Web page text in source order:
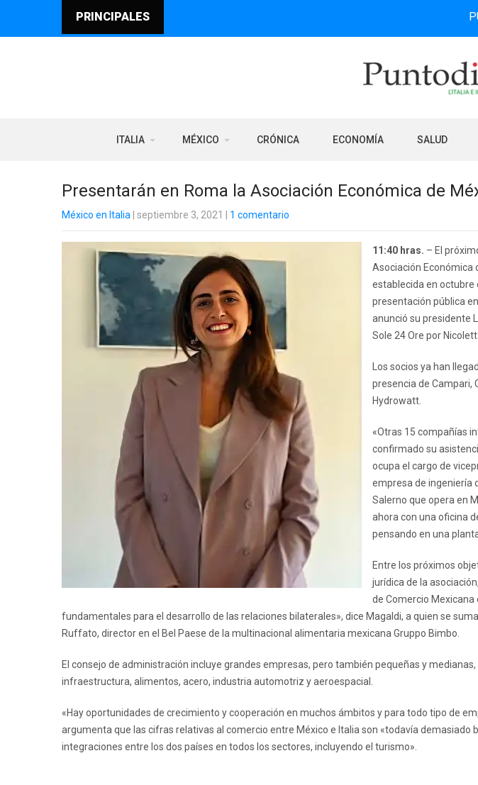
PRINCIPALES
ITALIA MÉXICO CRÓNICA ECONOMÍA SALUD
Presentarán en Roma la Asociación Económica de
México en Italia | septiembre 3, 2021 1 comentario
11:40 hras. – El
Asociación Económica
establecida en octubre
presentación pública
anunció su presidente
Sole 24 Ore por
Los socios ya han
presencia de Campari,
Hydrowatt.
«Otras 15 compañías
confirmado su
ocupa el cargo de
empresa de ingeniería
Salerno que opera en
ahora con una oficina
pensando en una
Entre los próximos
jurídica de la
de Comercio Mexicana
fundamentales para el desarrollo de las relaciones bilaterales», dice Magaldi, a quien se
Ruffato, director en el Bel Paese de la multinacional alimentaria mexicana Gruppo Bimbo.
El consejo de administración incluye grandes empresas, pero también pequeñas y
infraestructura, alimentos, acero, industria automotriz y aeroespacial.
«Hay oportunidades de crecimiento y cooperación en muchos ámbitos y para todo tipo de
argumenta que las cifras relativas al comercio entre México e Italia son «todavía demasiado
integraciones entre los dos países en todos los sectores, incluyendo el turismo».